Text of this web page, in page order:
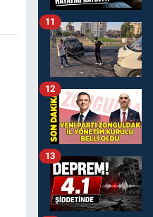
11
12
13